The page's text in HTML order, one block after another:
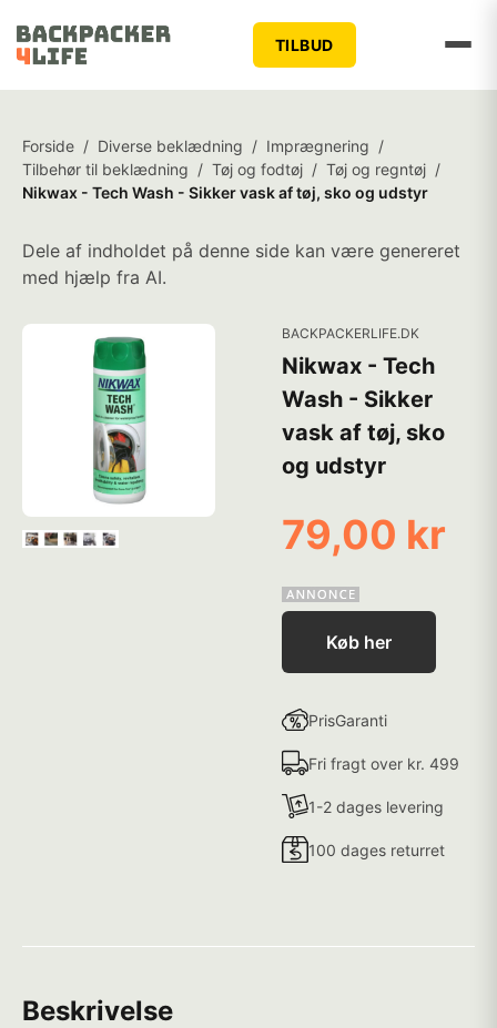
TILBUD
Forside / Diverse beklædning / Imprægnering /
Tilbehør til beklædning / Tøj og fodtøj / Tøj og regntøj /
Nikwax - Tech Wash - Sikker vask af tøj, sko og udstyr
Dele af indholdet på denne side kan være genereret
med hjælp fra AI.
BACKPACKERLIFE.DK
Nikwax - Tech
Wash - Sikker
vask af tøj, sko
og udstyr
79,00 kr
Køb her
PrisGaranti
Fri fragt over kr. 499
1-2 dages levering
100 dages returret
Beskrivelse